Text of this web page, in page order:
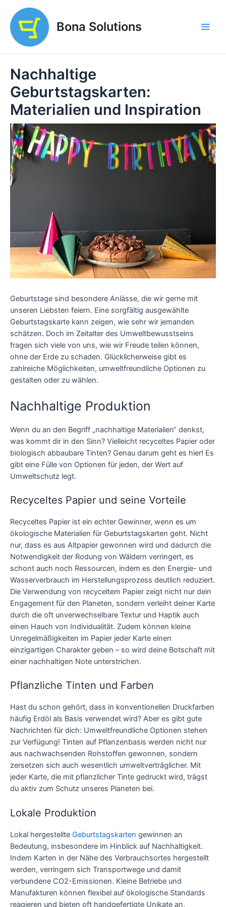
Inhalt
springen
Bona Solutions
Nachhaltige
Geburtstagskarten:
Materialien und Inspiration
Geburtstage sind besondere Anlässe, die wir gerne mit
unseren Liebsten feiern. Eine sorgfältig ausgewählte
Geburtstagskarte kann zeigen, wie sehr wir jemanden
schätzen. Doch im Zeitalter des Umweltbewusstseins
fragen sich viele von uns, wie wir Freude teilen können,
ohne der Erde zu schaden. Glücklicherweise gibt es
zahlreiche Möglichkeiten, umweltfreundliche Optionen zu
gestalten oder zu wählen.
Nachhaltige Produktion
Wenn du an den Begriff „nachhaltige Materialien“ denkst,
was kommt dir in den Sinn? Vielleicht recyceltes Papier oder
biologisch abbaubare Tinten? Genau darum geht es hier! Es
gibt eine Fülle von Optionen für jeden, der Wert auf
Umweltschutz legt.
Recyceltes Papier und seine Vorteile
Recyceltes Papier ist ein echter Gewinner, wenn es um
ökologische Materialien für Geburtstagskarten geht. Nicht
nur, dass es aus Altpapier gewonnen wird und dadurch die
Notwendigkeit der Rodung von Wäldern verringert, es
schont auch noch Ressourcen, indem es den Energie- und
Wasserverbrauch im Herstellungsprozess deutlich reduziert.
Die Verwendung von recyceltem Papier zeigt nicht nur dein
Engagement für den Planeten, sondern verleiht deiner Karte
durch die oft unverwechselbare Textur und Haptik auch
einen Hauch von Individualität. Zudem können kleine
Unregelmäßigkeiten im Papier jeder Karte einen
einzigartigen Charakter geben – so wird deine Botschaft mit
einer nachhaltigen Note unterstrichen.
Pflanzliche Tinten und Farben
Hast du schon gehört, dass in konventionellen Druckfarben
häufig Erdöl als Basis verwendet wird? Aber es gibt gute
Nachrichten für dich: Umweltfreundliche Optionen stehen
zur Verfügung! Tinten auf Pflanzenbasis werden nicht nur
aus nachwachsenden Rohstoffen gewonnen, sondern
zersetzen sich auch wesentlich umweltverträglicher. Mit
jeder Karte, die mit pflanzlicher Tinte gedruckt wird, trägst
du aktiv zum Schutz unseres Planeten bei.
Lokale Produktion
Lokal hergestellte Geburtstagskarten gewinnen an
Bedeutung, insbesondere im Hinblick auf Nachhaltigkeit.
Indem Karten in der Nähe des Verbrauchsortes hergestellt
werden, verringern sich Transportwege und damit
verbundene CO2-Emissionen. Kleine Betriebe und
Manufakturen können flexibel auf ökologische Standards
reagieren und bieten oft handgefertigte Unikate an,